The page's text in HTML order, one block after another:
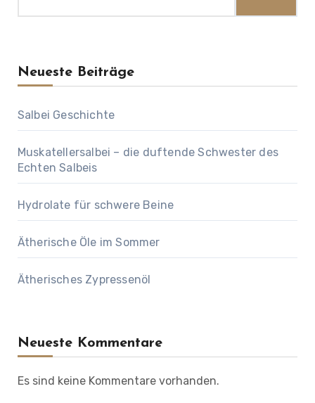
Neueste Beiträge
Salbei Geschichte
Muskatellersalbei – die duftende Schwester des
Echten Salbeis
Hydrolate für schwere Beine
Ätherische Öle im Sommer
Ätherisches Zypressenöl
Neueste Kommentare
Es sind keine Kommentare vorhanden.